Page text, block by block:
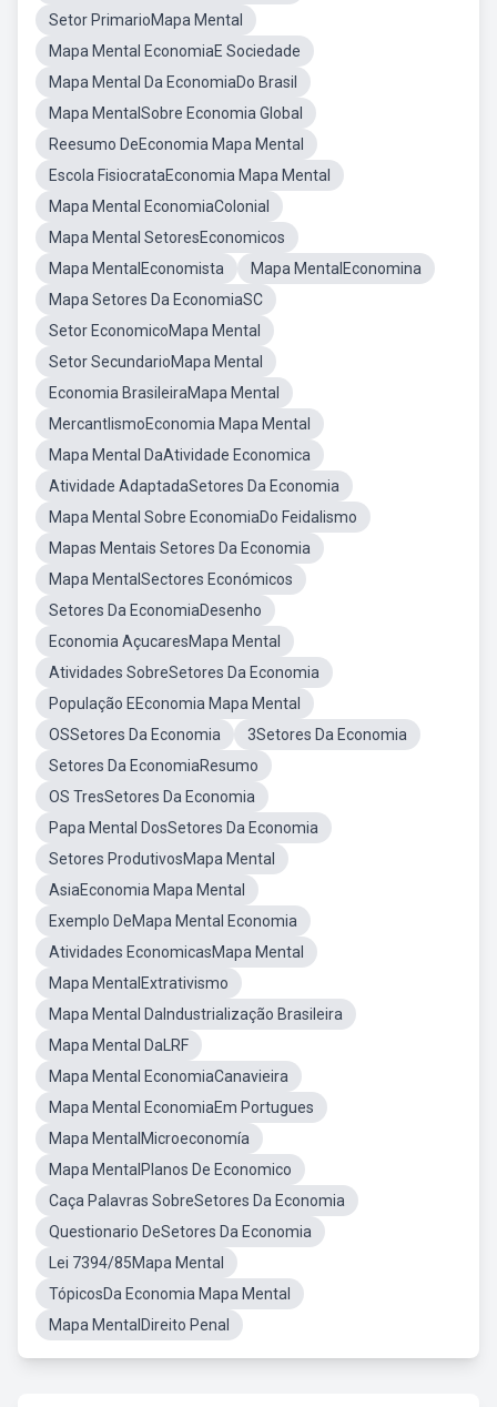
Setor PrimarioMapa Mental
Mapa Mental EconomiaE Sociedade
Mapa Mental Da EconomiaDo Brasil
Mapa MentalSobre Economia Global
Reesumo DeEconomia Mapa Mental
Escola FisiocrataEconomia Mapa Mental
Mapa Mental EconomiaColonial
Mapa Mental SetoresEconomicos
Mapa MentalEconomista
Mapa MentalEconomina
Mapa Setores Da EconomiaSC
Setor EconomicoMapa Mental
Setor SecundarioMapa Mental
Economia BrasileiraMapa Mental
MercantlismoEconomia Mapa Mental
Mapa Mental DaAtividade Economica
Atividade AdaptadaSetores Da Economia
Mapa Mental Sobre EconomiaDo Feidalismo
Mapas Mentais Setores Da Economia
Mapa MentalSectores Económicos
Setores Da EconomiaDesenho
Economia AçucaresMapa Mental
Atividades SobreSetores Da Economia
População EEconomia Mapa Mental
OSSetores Da Economia
3Setores Da Economia
Setores Da EconomiaResumo
OS TresSetores Da Economia
Papa Mental DosSetores Da Economia
Setores ProdutivosMapa Mental
AsiaEconomia Mapa Mental
Exemplo DeMapa Mental Economia
Atividades EconomicasMapa Mental
Mapa MentalExtrativismo
Mapa Mental DaIndustrialização Brasileira
Mapa Mental DaLRF
Mapa Mental EconomiaCanavieira
Mapa Mental EconomiaEm Portugues
Mapa MentalMicroeconomía
Mapa MentalPlanos De Economico
Caça Palavras SobreSetores Da Economia
Questionario DeSetores Da Economia
Lei 7394/85Mapa Mental
TópicosDa Economia Mapa Mental
Mapa MentalDireito Penal